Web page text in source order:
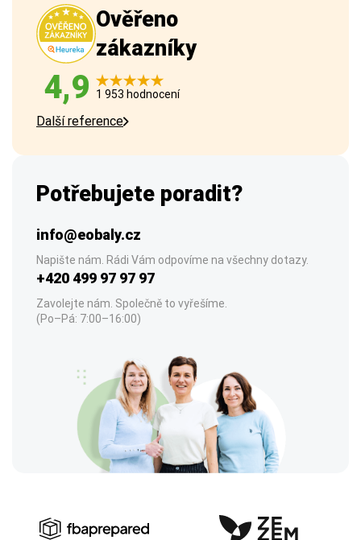
Ověřeno
zákazníky
4,9 1 953 hodnocení
Další reference
Potřebujete poradit?
info@eobaly.cz
Napište nám. Rádi Vám odpovíme na všechny dotazy.
+420 499 97 97 97
Zavolejte nám. Společně to vyřešíme.
(Po–Pá: 7:00–16:00)